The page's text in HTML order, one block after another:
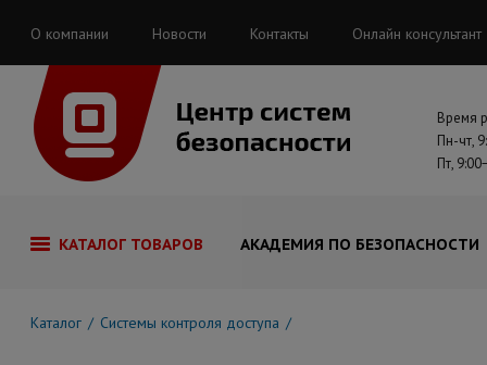
О компании Новости Контакты Онлайн консультант
Время
Пн-чт,
Пт,
КАТАЛОГ ТОВАРОВ АКАДЕМИЯ ПО БЕЗОПАСНОСТИ
Каталог Системы контроля доступа